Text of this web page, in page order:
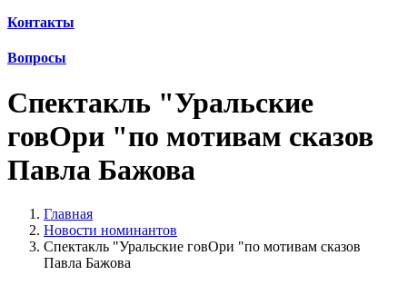
Контакты
Вопросы
Спектакль "Уральские
говОри "по мотивам сказов
Павла Бажова
Главная
Новости номинантов
Спектакль "Уральские говОри "по мотивам сказов
Павла Бажова